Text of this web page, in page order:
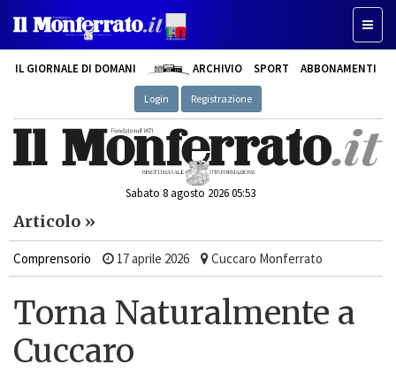
IL GIORNALE DI DOMANI ARCHIVIO SPORT ABBONAMENTI
Login Registrazione
Sabato 8 agosto 2026 05:53
Articolo »
Comprensorio 17 aprile 2026 Cuccaro Monferrato
Torna Naturalmente a
Cuccaro